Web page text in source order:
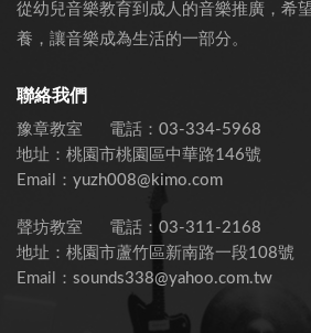
從幼兒音樂教育到成人的音樂推廣，希
養，讓音樂成為生活的一部分。
聯絡我們
豫章教室 電話： 03-334-5968
地址： 桃園市桃園區中華路146號
Email： yuzh008@kimo.com
聲坊教室 電話： 03-311-2168
地址： 桃園市蘆竹區新南路一段108號
Email： sounds338@yahoo.com.tw